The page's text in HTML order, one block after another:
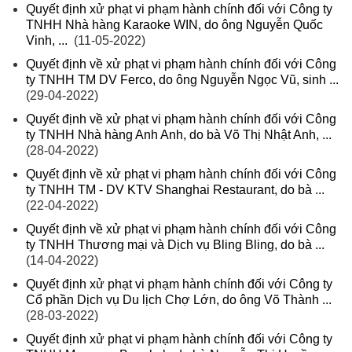
Quyết định xử phạt vi phạm hành chính đối với Công ty
TNHH Nhà hàng Karaoke WIN, do ông Nguyễn Quốc
Vinh, ... (11-05-2022)
Quyết định về xử phạt vi phạm hành chính đối với Công
ty TNHH TM DV Ferco, do ông Nguyễn Ngọc Vũ, sinh ...
(29-04-2022)
Quyết định về xử phạt vi phạm hành chính đối với Công
ty TNHH Nhà hàng Anh Anh, do bà Võ Thị Nhật Anh, ...
(28-04-2022)
Quyết định về xử phạt vi phạm hành chính đối với Công
ty TNHH TM - DV KTV Shanghai Restaurant, do bà ...
(22-04-2022)
Quyết định về xử phạt vi phạm hành chính đối với Công
ty TNHH Thương mại và Dịch vụ Bling Bling, do bà ...
(14-04-2022)
Quyết định xử phạt vi phạm hành chính đối với Công ty
Cổ phần Dịch vụ Du lịch Chợ Lớn, do ông Võ Thành ...
(28-03-2022)
Quyết định xử phạt vi phạm hành chính đối với Công ty